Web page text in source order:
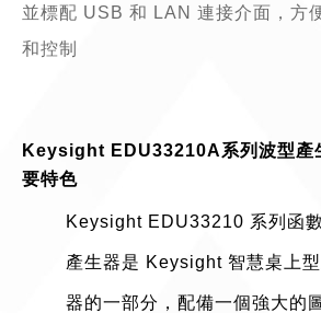
並標配 USB 和 LAN 連接介面，方
和控制
Keysight EDU33210A系列波型產
要特色
Keysight EDU33210 系列函
產生器是 Keysight 智慧桌上
器的一部分，配備一個強大的